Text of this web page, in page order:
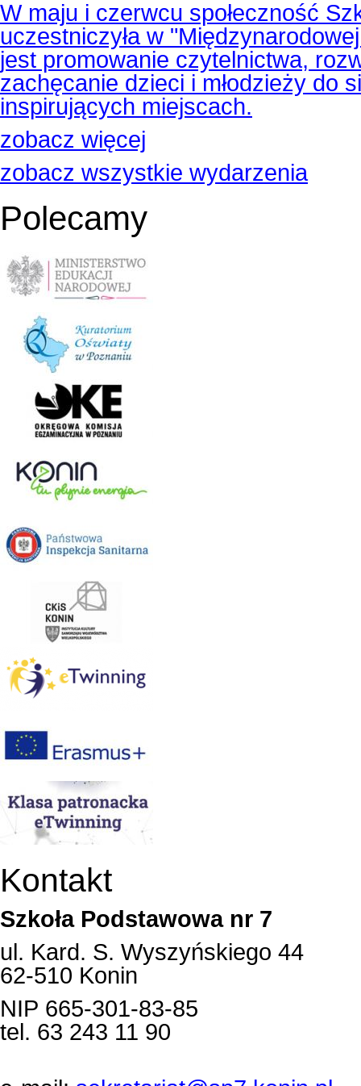
W maju i czerwcu społeczność
uczestniczyła w
jest promowanie czytelnictwa,
zachęcanie dzieci i młodzieży do
inspirujących miejscach.
zobacz więcej
zobacz wszystkie wydarzenia
Polecamy
Kontakt
Szkoła Podstawowa nr 7
ul. Kard. S. Wyszyńskiego 44
62-510 Konin
NIP 665-301-83-85
tel. 63 243 11 90